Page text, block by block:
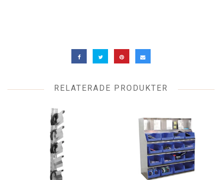
RELATERADE PRODUKTER